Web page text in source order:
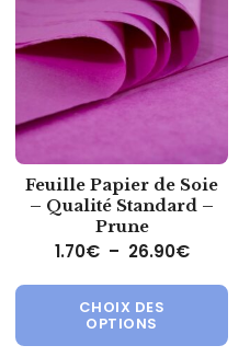
de prix : 1.70€ à 26.90€
produit a plusieurs
Feuille Papier de Soie
– Qualité Standard –
Prune
1.70€ – 26.90€Plage
CHOIX DES
OPTIONS